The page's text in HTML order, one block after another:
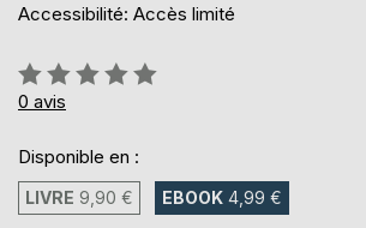
Accessibilité: Accès limité
Évaluation:
0%
0 avis
Disponible en :
LIVRE 9,90 € EBOOK 4,99 €